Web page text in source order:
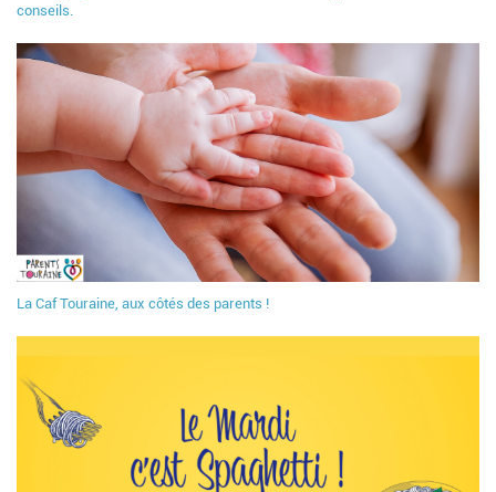
conseils.
La Caf Touraine, aux côtés des parents !